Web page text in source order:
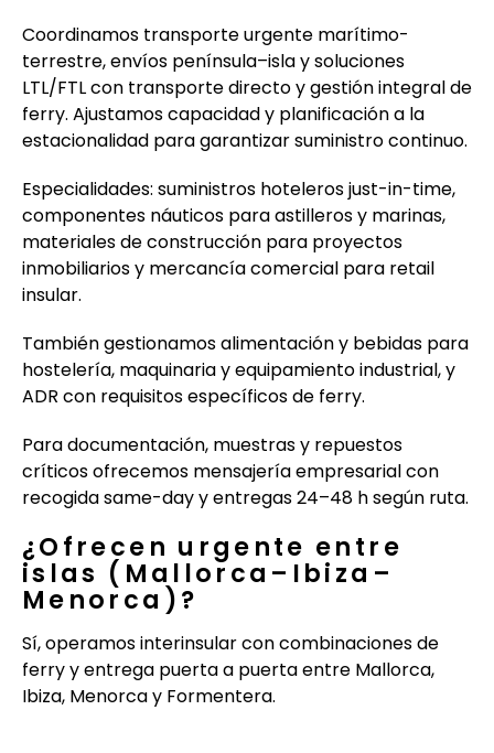
Coordinamos transporte urgente marítimo-
terrestre, envíos península–isla y soluciones
LTL/FTL con transporte directo y gestión integral de
ferry. Ajustamos capacidad y planificación a la
estacionalidad para garantizar suministro continuo.
Especialidades: suministros hoteleros just-in-time,
componentes náuticos para astilleros y marinas,
materiales de construcción para proyectos
inmobiliarios y mercancía comercial para retail
insular.
También gestionamos alimentación y bebidas para
hostelería, maquinaria y equipamiento industrial, y
ADR con requisitos específicos de ferry.
Para documentación, muestras y repuestos
críticos ofrecemos mensajería empresarial con
recogida same-day y entregas 24–48 h según ruta.
¿Ofrecen urgente entre
islas (Mallorca–Ibiza–
Menorca)?
Sí, operamos interinsular con combinaciones de
ferry y entrega puerta a puerta entre Mallorca,
Ibiza, Menorca y Formentera.